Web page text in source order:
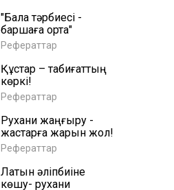
"Бала тәрбиесі -
баршаға ортақ"
Рефераттар
Құстар – табиғаттың
көркі!
Рефераттар
Рухани жаңғыру -
жастарға жарқын жол!
Рефераттар
Латын әліпбиіне
көшу- рухани